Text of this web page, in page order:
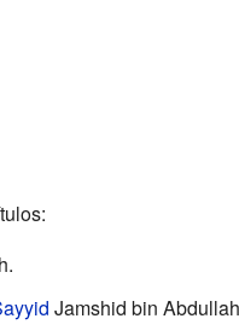
Jamshid bin